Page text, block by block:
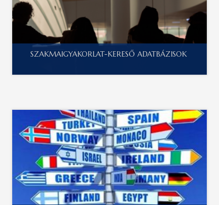
SZAKMAIGYAKORLAT-KERESŐ ADATBÁZISOK